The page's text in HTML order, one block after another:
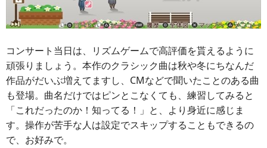
コンサート当日は、リズムゲームで高評価を貰えるように
頑張りましょう。本作のクラシック曲は秋や冬にちなんだ
作品がだいぶ増えてますし、CMなどで聞いたことのある曲
も登場。曲名だけではピンとこなくても、練習してみると
「これだったのか！知ってる！」と、より身近に感じま
す。操作が苦手な人は設定でスキップすることもできるの
で、お好みで。